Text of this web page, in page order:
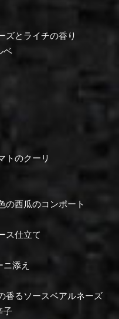
ズとライチの香り
ベ
トのクーリ
の⻄⽠のコンポート
ス仕立て
添え
香るソースベアルネーズ
子